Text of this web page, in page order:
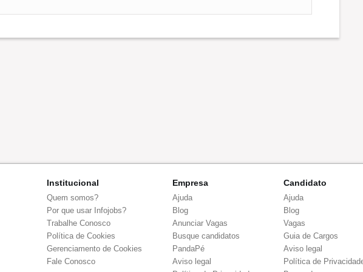
Institucional
Quem somos?
Por que usar Infojobs?
Trabalhe Conosco
Política de Cookies
Gerenciamento de Cookies
Fale Conosco
Empresa
Ajuda
Blog
Anunciar Vagas
Busque candidatos
PandaPé
Aviso legal
Candidato
Ajuda
Blog
Vagas
Guia de Cargos
Aviso legal
Política de